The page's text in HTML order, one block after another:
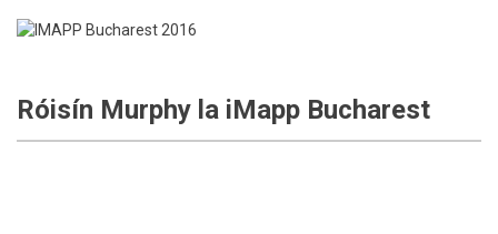
Róisín Murphy la iMapp Bucharest